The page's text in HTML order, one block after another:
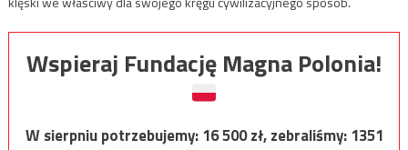
Wspieraj Fundację Magna Polonia!
W sierpniu potrzebujemy:16 500zł, zebraliśmy:1351